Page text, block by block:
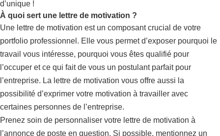
d’unique !
À quoi sert une lettre de motivation ?
Une lettre de motivation est un composant crucial de votre
portfolio professionnel. Elle vous permet d’exposer pourquoi le
travail vous intéresse, pourquoi vous êtes qualifié pour
l’occuper et ce qui fait de vous un postulant parfait pour
l’entreprise. La lettre de motivation vous offre aussi la
possibilité d’exprimer votre motivation à travailler avec
certaines personnes de l’entreprise.
Prenez soin de personnaliser votre lettre de motivation à
l’annonce de poste en question. Si possible, mentionnez un